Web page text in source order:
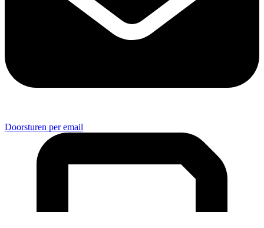
Doorsturen per email